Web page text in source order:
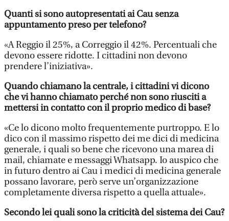
Quanti si sono autopresentati ai Cau senza
appuntamento preso per telefono?
«A Reggio il 25%, a Correggio il 42%. Percentuali che
devono essere ridotte. I cittadini non devono
prendere l’iniziativa».
Quando chiamano la centrale, i cittadini vi dicono
che vi hanno chiamato perché non sono riusciti a
mettersi in contatto con il proprio medico di base?
«Ce lo dicono molto frequentemente purtroppo. E lo
dico con il massimo rispetto dei me dici di medicina
generale, i quali so bene che ricevono una marea di
mail, chiamate e messaggi Whatsapp. Io auspico che
in futuro dentro ai Cau i medici di medicina generale
possano lavorare, però serve un’organizzazione
completamente diversa rispetto a quella attuale».
Secondo lei quali sono la criticità del sistema dei Cau?